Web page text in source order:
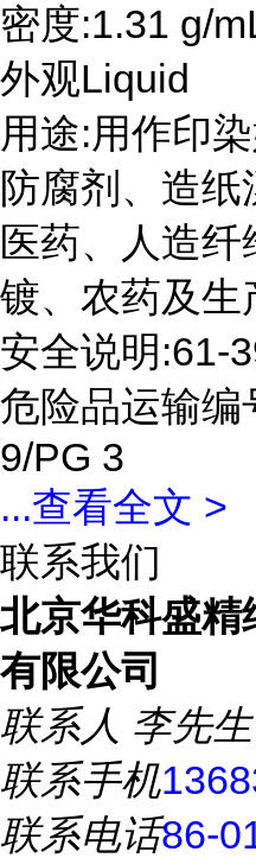
密度:1.31 g/
外观Liquid
用途:用作印
防腐剂、造
医药、人造
镀、农药及生
安全说明:61-
危险品运输编
9/PG 3
...查看全文 >
联系我们
北京华科盛精
有限公司
联系人 李先生
联系手机
联系电话86-